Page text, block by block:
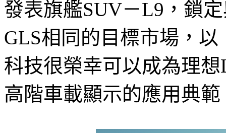
發表旗艦SUV－L9，鎖
GLS相同的目標市場，
科技很榮幸可以成為理
高階車載顯示的應用典範